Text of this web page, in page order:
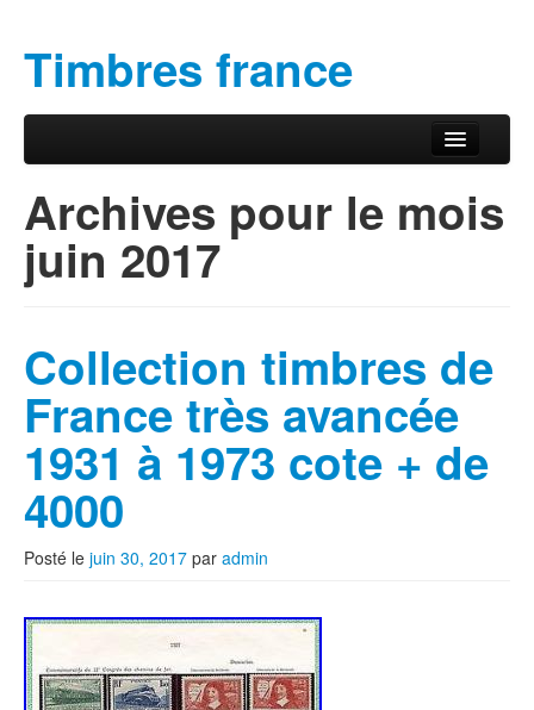
Timbres france
Menu principal
Archives pour le mois
juin 2017
Collection timbres de
France très avancée
1931 à 1973 cote + de
4000
Posté le juin 30, 2017 par admin